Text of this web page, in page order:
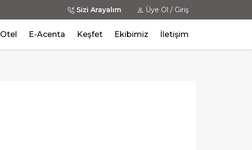
Sizi Arayalım Üye Ol / Giriş
Otel E-Acenta Keşfet Ekibimiz İletişim